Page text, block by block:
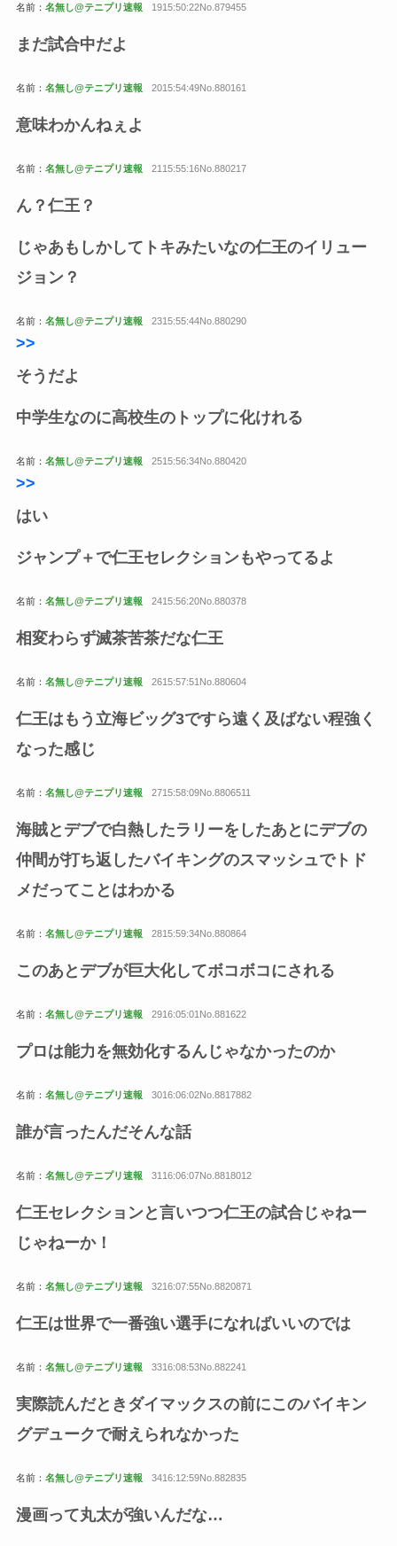
名前： 名無し@テニプリ速報 1915:50:22No.879455
まだ試合中だよ
名前： 名無し@テニプリ速報 2015:54:49No.880161
意味わかんねぇよ
名前： 名無し@テニプリ速報 2115:55:16No.880217
ん？仁王？
じゃあもしかしてトキみたいなの仁王のイリュー
ジョン？
名前： 名無し@テニプリ速報 2315:55:44No.880290
>>
そうだよ
中学生なのに高校生のトップに化けれる
名前： 名無し@テニプリ速報 2515:56:34No.880420
>>
はい
ジャンプ＋で仁王セレクションもやってるよ
名前： 名無し@テニプリ速報 2415:56:20No.880378
相変わらず滅茶苦茶だな仁王
名前： 名無し@テニプリ速報 2615:57:51No.880604
仁王はもう立海ビッグ3ですら遠く及ばない程強く
なった感じ
名前： 名無し@テニプリ速報 2715:58:09No.8806511
海賊とデブで白熱したラリーをしたあとにデブの
仲間が打ち返したバイキングのスマッシュでトド
メだってことはわかる
名前： 名無し@テニプリ速報 2815:59:34No.880864
このあとデブが巨大化してボコボコにされる
名前： 名無し@テニプリ速報 2916:05:01No.881622
プロは能力を無効化するんじゃなかったのか
名前： 名無し@テニプリ速報 3016:06:02No.8817882
誰が言ったんだそんな話
名前： 名無し@テニプリ速報 3116:06:07No.8818012
仁王セレクションと言いつつ仁王の試合じゃねー
じゃねーか！
名前： 名無し@テニプリ速報 3216:07:55No.8820871
仁王は世界で一番強い選手になればいいのでは
名前： 名無し@テニプリ速報 3316:08:53No.882241
実際読んだときダイマックスの前にこのバイキン
グデュークで耐えられなかった
名前： 名無し@テニプリ速報 3416:12:59No.882835
漫画って丸太が強いんだな…